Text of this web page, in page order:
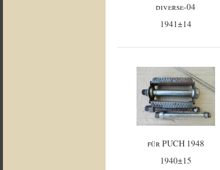
diverse-04
1941±14
für PUCH 1948
1940±15